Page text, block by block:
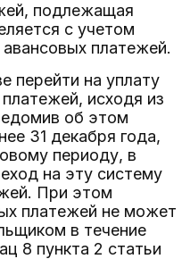
подлежащая
с учетом
платежей.
перейти на уплату
исходя из
об этом
31 декабря года,
периоду, в
на эту систему
При этом
платежей не может
в течение
8 пункта 2 статьи